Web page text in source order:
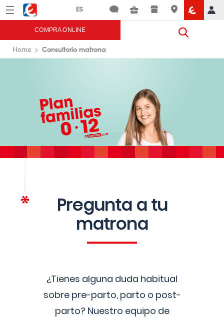
Menú Eroski
COMPRA ONLINE
Home Consultorio matrona
Pregunta a tu
matrona
¿Tienes alguna duda habitual
sobre pre-parto, parto o post-
parto? Nuestro equipo de